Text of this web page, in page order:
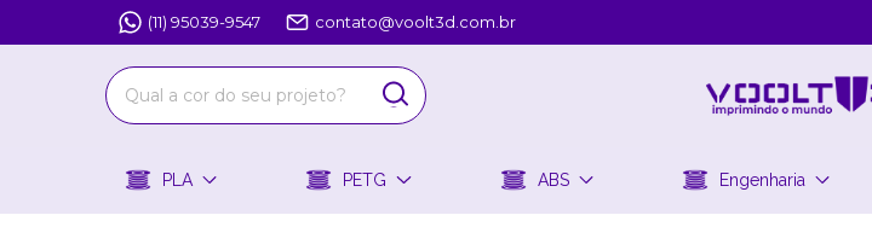
(11) 95039-9547 contato@voolt3d.com.br
PLA PETG ABS Engenharia